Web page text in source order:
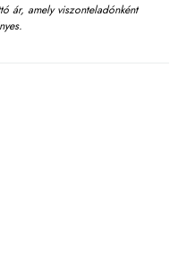
ár, amely viszonteladónként